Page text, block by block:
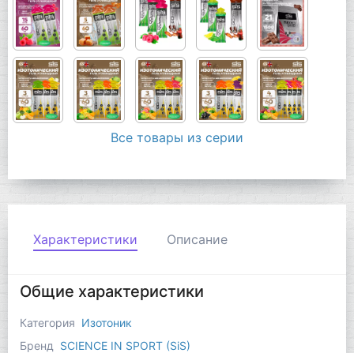
Все товары из серии
Характеристики Описание
Общие характеристики
Категория Изотоник
Бренд
SCIENCE IN SPORT (SiS)